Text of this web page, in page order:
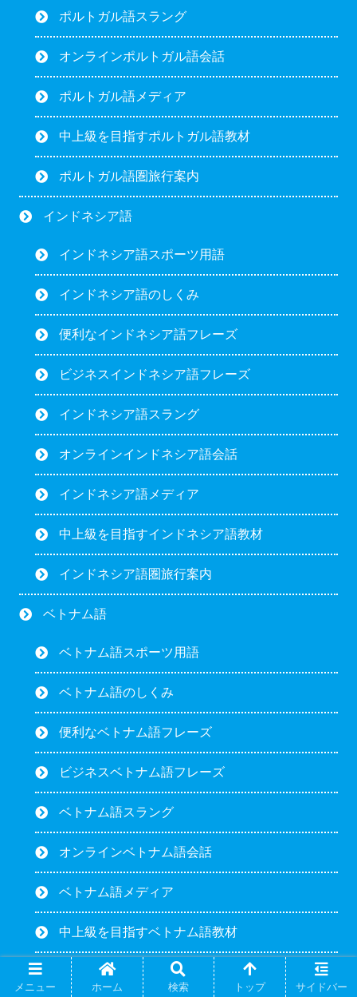
ポルトガル語スラング
オンラインポルトガル語会話
ポルトガル語メディア
中上級を目指すポルトガル語教材
ポルトガル語圏旅行案内
インドネシア語
インドネシア語スポーツ用語
インドネシア語のしくみ
便利なインドネシア語フレーズ
ビジネスインドネシア語フレーズ
インドネシア語スラング
オンラインインドネシア語会話
インドネシア語メディア
中上級を目指すインドネシア語教材
インドネシア語圏旅行案内
ベトナム語
ベトナム語スポーツ用語
ベトナム語のしくみ
便利なベトナム語フレーズ
ビジネスベトナム語フレーズ
ベトナム語スラング
オンラインベトナム語会話
ベトナム語メディア
中上級を目指すベトナム語教材
ベトナム語圏旅行案内
メニュー ホーム 検索 トップ サイドバー